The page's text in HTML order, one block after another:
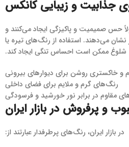
جذابیت و زیبایی کانکس
حس صمیمیت و پاکیزگی ایجاد می‌کنند و
می‌دهند. استفاده از رنگ‌های تیره یا
شلوغ ممکن است احساس تنگی ایجاد کند.
و خاکستری روشن برای دیوارهای بیرونی
رنگ‌های گرم و ملایم برای فضای داخلی
مقاوم در برابر نور خورشید و فرسودگی
و پرفروش در بازار ایران
در بازار ایران، رنگ‌های پرطرفدار عبارتند از: